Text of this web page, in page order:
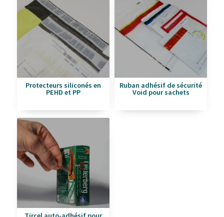
Protecteurs siliconés en
PEHD et PP
Ruban adhésif de sécurité
Void pour sachets